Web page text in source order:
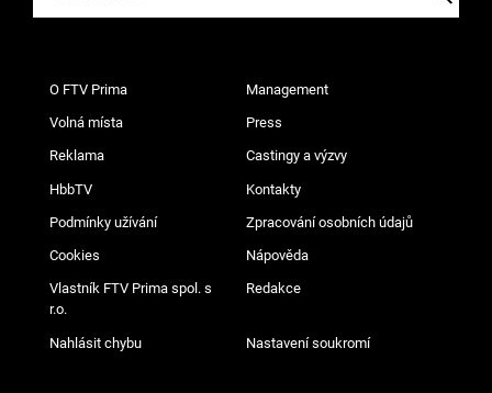
O FTV Prima Management
Volná místa Press
Reklama Castingy a výzvy
HbbTV Kontakty
Podmínky užívání Zpracování osobních údajů
Cookies Nápověda
Vlastník FTV Prima spol. s
r.o.
Redakce
Nahlásit chybu Nastavení soukromí